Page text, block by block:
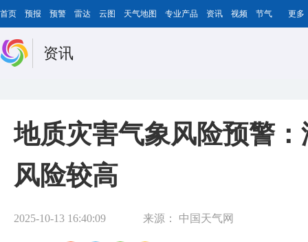
首页 预报 预警 雷达 云图 天气地图 专业产品 资讯 视频 节气 更多
资讯
地质灾害气象风险预警
风险较高
2025-10-13 16:40:09 来源： 中国天气网